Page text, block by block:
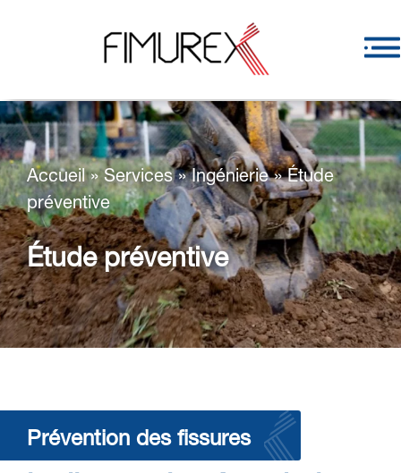
Accueil » Services»Ingénierie»Étude
préventive
Étude préventive
Prévention des fissures